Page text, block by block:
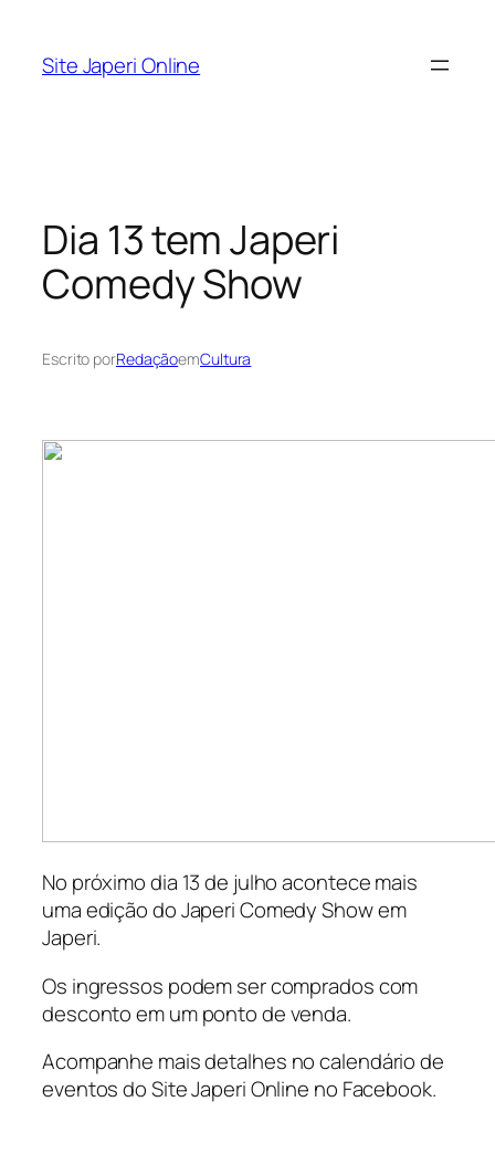
Site Japeri Online
Dia 13 tem Japeri
Comedy Show
Escrito porRedaçãoemCultura
No próximo dia 13 de julho acontece mais
uma edição do Japeri Comedy Show em
Japeri.
Os ingressos podem ser comprados com
desconto em um ponto de venda.
Acompanhe mais detalhes no calendário de
eventos do Site Japeri Online no Facebook.